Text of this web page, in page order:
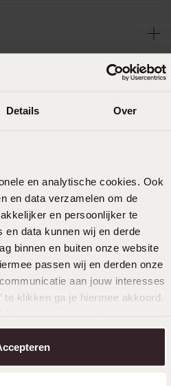
Details Over
en analytische cookies. Ook
en data verzamelen om de
en persoonlijker te
en data kunnen wij en derde
binnen en buiten onze website
passen wij en derden onze
aan jouw interesses
te klikken ga je hiermee akkoord.
.
jou
ook